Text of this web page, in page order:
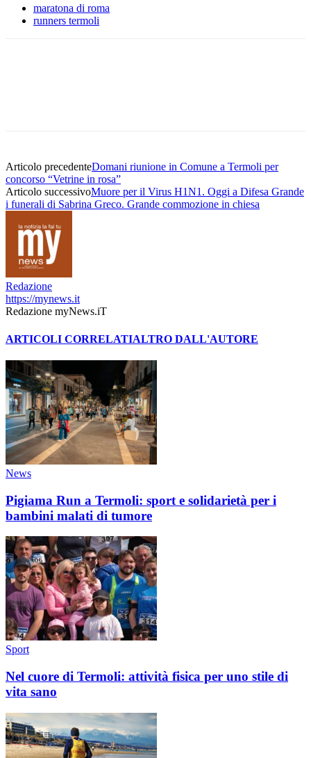
maratona di roma
runners termoli
Articolo precedenteDomani riunione in Comune a Termoli per
concorso “Vetrine in rosa”
Articolo successivoMuore per il Virus H1N1. Oggi a Difesa Grande
i funerali di Sabrina Greco. Grande commozione in chiesa
Redazione
https://mynews.it
Redazione myNews.iT
ARTICOLI CORRELATIALTRO DALL'AUTORE
News
Pigiama Run a Termoli: sport e solidarietà per i
bambini malati di tumore
Sport
Nel cuore di Termoli: attività fisica per uno stile di
vita sano